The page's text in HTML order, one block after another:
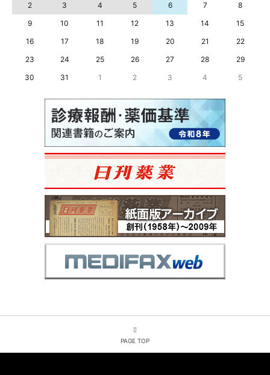
2
3 4 5 6 7
8
9
10 11 12 13 14
15
16
17 18 19 20 21
22
23
24 25 26 27 28
29
30
31 1 2 3 4 5
PAGE TOP